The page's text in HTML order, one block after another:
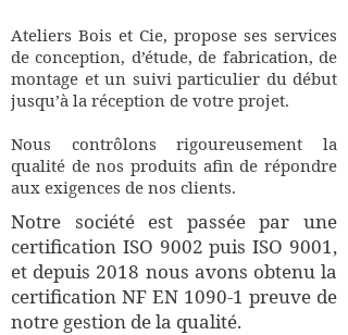
Ateliers Bois et Cie, propose ses services
de conception, d’étude, de fabrication, de
montage et un suivi particulier du début
jusqu’à la réception de votre projet.
Nous contrôlons rigoureusement la
qualité de nos produits afin de répondre
aux exigences de nos clients.
Notre société est passée par une
certification ISO 9002 puis ISO 9001,
et depuis 2018 nous avons obtenu la
certification NF EN 1090-1 preuve de
notre gestion de la qualité.